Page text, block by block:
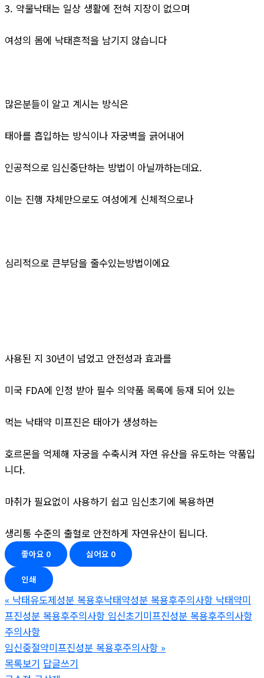
3. 약물낙태는 일상 생활에 전혀 지장이 없으며
여성의 몸에 낙태흔적을 남기지 않습니다
많은분들이 알고 계시는 방식은
태아를 흡입하는 방식이나 자궁벽을 긁어내어
인공적으로 임신중단하는 방법이 아닐까하는데요.
이는 진행 자체만으로도 여성에게 신체적으로나
심리적으로 큰부담을 줄수있는방법이에요
사용된 지 30년이 넘었고 안전성과 효과를
미국 FDA에 인정 받아 필수 의약품 목록에 등재 되어 있는
먹는 낙태약 미프진은 태아가 생성하는
호르몬을 억제해 자궁을 수축시켜 자연 유산을 유도하는 약품입
니다.
마취가 필요없이 사용하기 쉽고 임신초기에 복용하면
생리통 수준의 출혈로 안전하게 자연유산이 됩니다.
좋아요 0 싫어요 0
인쇄
« 낙태유도제성분 복용후낙태약성분 복용후주의사항 낙태약미
프진성분 복용후주의사항 임신초기미프진성분 복용후주의사항
주의사항
임신중절약미프진성분 복용후주의사항 »
목록보기 답글쓰기